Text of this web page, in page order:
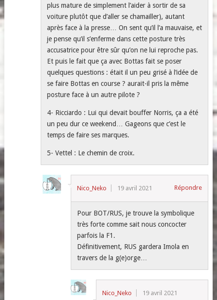
plus mature de simplement l’aider à sortir de sa
voiture plutôt que d’aller se chamailler), autant
après face à la presse… On sent qu’il l’a mauvaise, et
je pense qu’il s’enferme dans cette posture très
accusatrice pour être sûr qu’on ne lui reproche pas.
Et puis le fait que ça avec Bottas fait se poser
quelques questions : était il un peu grisé à l’idée de
se faire Bottas en course ? aurait-il pris la même
posture face à un autre pilote ?
4- Ricciardo : Lui qui devait bouffer Norris, ça a été
un peu dur ce weekend… Gageons que c’est le
temps de faire ses marques.
5- Vettel : Le chemin de croix.
Nico_Neko 19 avril 2021 Répondre
Pour BOT/RUS, je trouve la symbolique
très forte comme sait nous concocter
parfois la F1.
Définitivement, RUS gardera Imola en
travers de la g(e)orge…
Nico_Neko
19 avril 2021